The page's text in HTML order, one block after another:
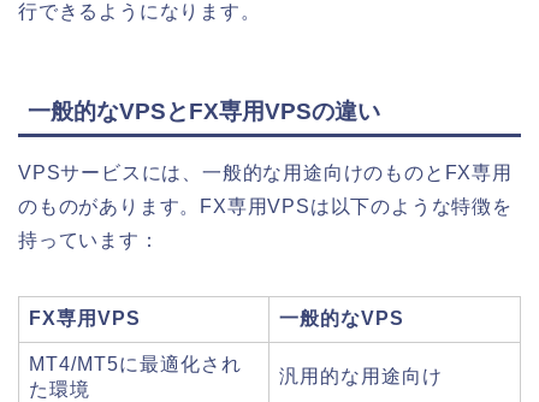
行できるようになります。
一般的なVPSとFX専用VPSの違い
VPSサービスには、一般的な用途向けのものとFX専用
のものがあります。FX専用VPSは以下のような特徴を
持っています：
FX専用VPS 一般的なVPS
MT4/MT5に最適化され
た環境
汎用的な用途向け